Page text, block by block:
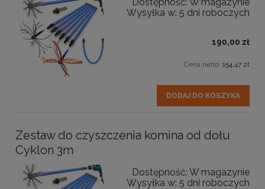
Wysyłka w: 5 dni roboczych
190,00 zł
Cena netto: 154,47 zł
DODAJ DO KOSZYKA
Zestaw do czyszczenia komina od dołu
Cyklon 3m
Dostępność: W magazynie
Wysyłka w: 5 dni roboczych